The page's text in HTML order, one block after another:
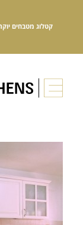
קטלוג מטבחים